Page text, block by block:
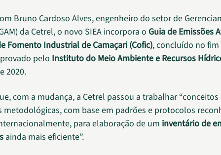
Bruno Cardoso Alves, engenheiro do setor de
da Cetrel, o novo SIEA incorpora o Guia de Emissões
Fomento Industrial de Camaçari (Cofic), concluído no
pelo Instituto do Meio Ambiente e Recursos
2020.
com a mudança, a Cetrel passou a trabalhar “conceitos
metodológicas, com base em padrões e protocolos
para elaboração de um inventário de
ainda mais eficiente”.